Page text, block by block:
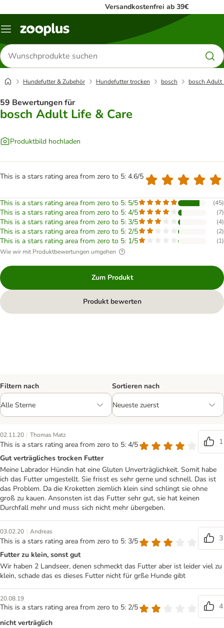
Versandkostenfrei ab 39€
Menü
Produkte
suchen
Hundefutter & Zubehör Hundefutter trocken bosch bosch Adult
59 Bewertungen für
bosch Adult Life & Care
Produktbild hochladen
This is a stars rating area from zero to 5: 4.6/5
This is a stars rating area from zero to 5: 5/5 (45)
This is a stars rating area from zero to 5: 4/5 (7)
This is a stars rating area from zero to 5: 3/5 (4)
This is a stars rating area from zero to 5: 2/5 (2)
This is a stars rating area from zero to 5: 1/5 (1)
Wie wir mit Produktbewertungen umgehen
Zum Produkt
Produkt bewerten
Filtern nach Sortieren nach
02.11.20 | Thomas Matz
This is a stars rating area from zero to 5: 4/5
1
Gut verträgliches trocken Futter
Meine Labrador Hündin hat eine Gluten Unverträglichkeit. Somit habe
ich das Futter umgestellt. Sie frisst es sehr gerne und schnell. Das ist
das Problem. Da die Kroketten ziemlich klein sind schlingt sie ohne
groß zu kauen. Ansonsten ist das Futter sehr gut, sie hat keinen
Durchfall mehr und muss sich nicht mehr übergeben.
03.02.20 | Andreas
This is a stars rating area from zero to 5: 3/5
3
Futter zu klein, sonst gut
Wir haben 2 Landseer, denen schmeckt das Futter aber ist leider viel zu
klein, schade das es dieses Futter nicht für grße Hunde gibt
20.08.19
This is a stars rating area from zero to 5: 2/5
4
nicht verträglich